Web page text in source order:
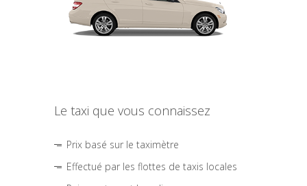
Le taxi que vous connaissez
Prix basé sur le taximètre
Effectué par les flottes de taxis locales